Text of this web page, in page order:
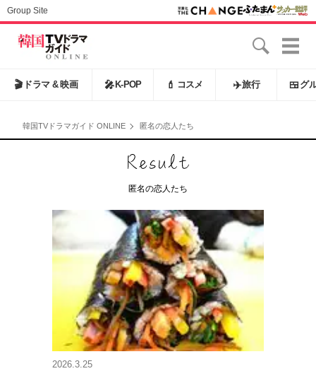
Group Site
🎬 ドラマ & 映画 🎤 K-POP 💄 コスメ ✈️旅行 🍱 グ
韓国TVドラマガイド ONLINE 匿名の恋人たち
匿名の恋人たち
2026.3.25